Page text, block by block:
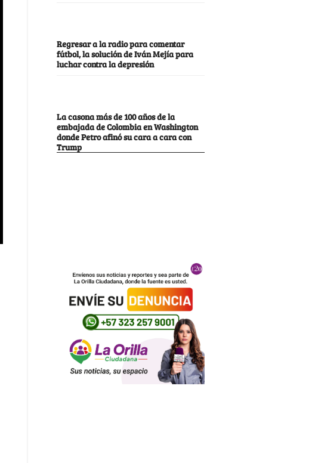
Regresar a la radio para comentar
fútbol, la solución de Iván Mejía para
luchar contra la depresión
La casona más de 100 años de la
embajada de Colombia en Washington
donde Petro afinó su cara a cara con
Trump